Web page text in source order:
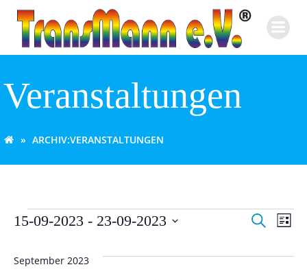
Inhalt
springen
Veranstaltungen
ARCHIV:VERANSTALTUNGEN
VeranstaltungenV
e
Suche
V
e
Liste
15-09-2023 - 23-09-2023
wählen.
September 2023